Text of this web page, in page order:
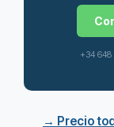
+34 648
→ Precio